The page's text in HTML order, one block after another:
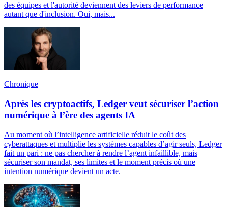
des équipes et l'autorité deviennent des leviers de performance
autant que d'inclusion. Oui, mais...
Chronique
Après les cryptoactifs, Ledger veut sécuriser l’action
numérique à l’ère des agents IA
Au moment où l’intelligence artificielle réduit le coût des
cyberattaques et multiplie les systèmes capables d’agir seuls, Ledger
fait un pari : ne pas chercher à rendre l’agent infaillible, mais
sécuriser son mandat, ses limites et le moment précis où une
intention numérique devient un acte.